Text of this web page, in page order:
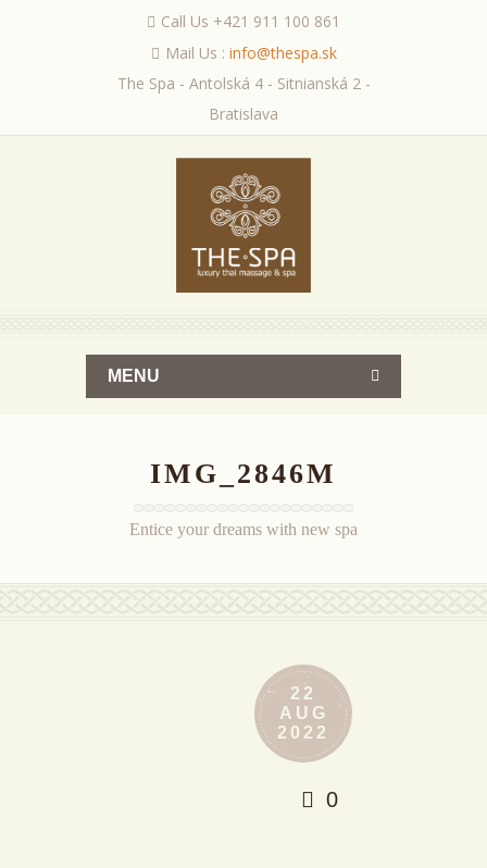
Call Us +421 911 100 861
Mail Us : info@thespa.sk
The Spa - Antolská 4 - Sitnianská 2 -
Bratislava
MENU
IMG_2846M
Entice your dreams with new spa
22
AUG
2022
0